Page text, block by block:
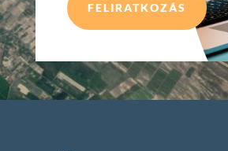
FELIRATKOZÁS